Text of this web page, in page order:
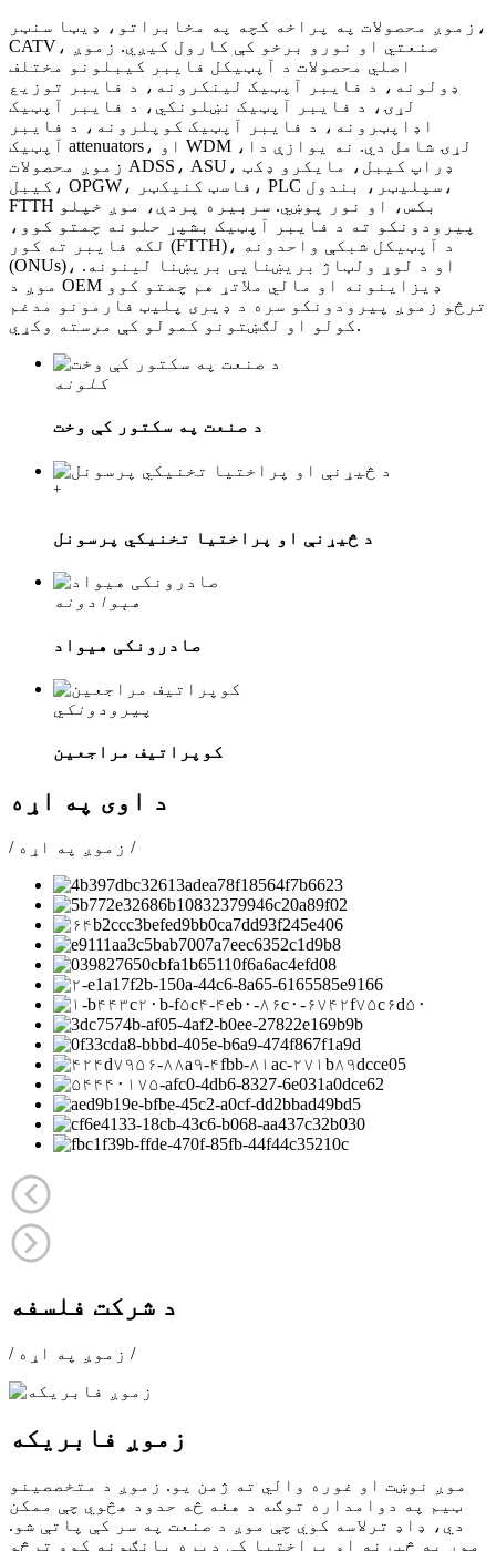
زموږ محصولات په پراخه کچه په مخابراتو، ډیټا سنټر،
CATV، صنعتي او نورو برخو کې کارول کیږي. زموږ
اصلي محصولات د آپټیکل فایبر کیبلونو مختلف
ډولونه، د فایبر آپټیک لینکرونه، د فایبر توزیع
لړۍ، د فایبر آپټیک نښلونکي، د فایبر آپټیک
اډاپټرونه، د فایبر آپټیک کوپلرونه، د فایبر
آپټیک attenuators، او WDM لړۍ شامل دي. نه یوازې دا،
زموږ محصولات ADSS، ASU، ډراپ کیبل، مایکرو ډکټ
کیبل، OPGW، فاسټ کنیکټر، PLC سپلیټر، بندول،
FTTH بکس، او نور پوښي. سربیره پردې، موږ خپلو
پیرودونکو ته د فایبر آپټیک بشپړ حلونه چمتو کوو،
لکه فایبر ته کور (FTTH)، د آپټیکل شبکې واحدونه
(ONUs)، او د لوړ ولټاژ بریښنایی بریښنا لینونه.
موږ د OEM ډیزاینونه او مالي ملاتړ هم چمتو کوو
ترڅو زموږ پیرودونکو سره د ډیری پلیټ فارمونو مدغم
کولو او لګښتونو کمولو کې مرسته وکړي.
کلونه
د صنعت په سکتور کې وخت
+
د څیړنې او پراختیا تخنیکي پرسونل
هېوادونه
صادرونکی هیواد
پیرودونکي
کوپراتیف مراجعین
د اوی په اړه
/ زموږ په اړه /
د شرکت فلسفه
/ زموږ په اړه /
زموږ فابریکه
موږ نوښت او غوره والي ته ژمن یو. زموږ د متخصصینو
ټیم په دوامداره توګه د هغه څه حدود هڅوي چې ممکن
دي، ډاډ ترلاسه کوي چې موږ د صنعت په سر کې پاتې شو.
موږ په څیړنه او پراختیا کې ډیره پانګونه کوو ترڅو